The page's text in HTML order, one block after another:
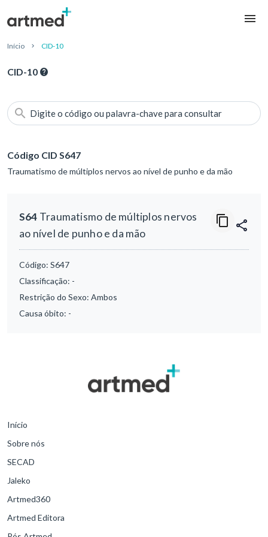
Início CID-10
CID-10
Digite o código ou palavra-chave para consultar
Código CID S647
Traumatismo de múltiplos nervos ao nível de punho e da mão
S64 Traumatismo de múltiplos nervos
ao nível de punho e da mão
Código: S647
Classificação: -
Restrição do Sexo: Ambos
Causa óbito: -
Início
Sobre nós
SECAD
Jaleko
Artmed360
Artmed Editora